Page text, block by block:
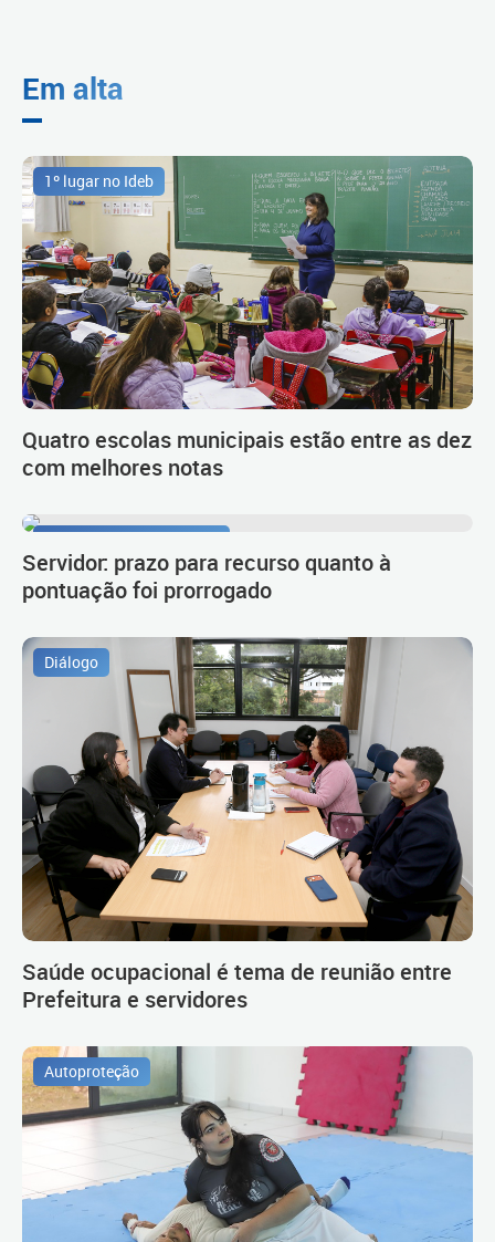
Em alta
1º lugar no Ideb
Quatro escolas municipais estão entre as dez
com melhores notas
Servidor: prazo para recurso quanto à
pontuação foi prorrogado
Diálogo
Saúde ocupacional é tema de reunião entre
Prefeitura e servidores
Autoproteção